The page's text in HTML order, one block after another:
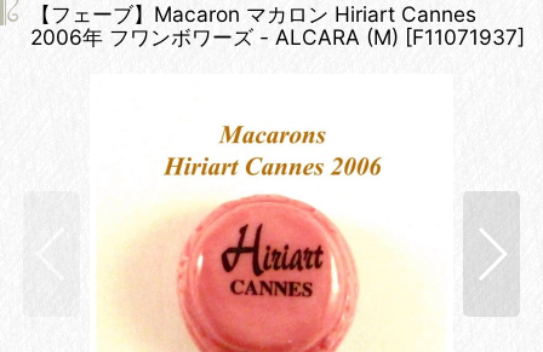
【フェーブ】Macaron マカロン Hiriart Cannes
2006年 フワンボワーズ - ALCARA (M) [F11071937]